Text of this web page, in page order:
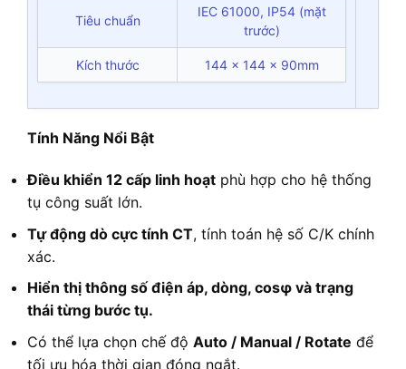
Tiêu chuẩn
IEC 61000, IP54 (mặt
trước)
Kích thước 144 x 144 x 90mm
Tính Năng Nổi Bật
Điều khiển 12 cấp linh hoạt phù hợp cho hệ thống
tụ công suất lớn.
Tự động dò cực tính CT, tính toán hệ số C/K chính
xác.
Hiển thị thông số điện áp, dòng, cosφ và trạng
thái từng bước tụ.
Có thể lựa chọn chế độ Auto / Manual / Rotate để
tối ưu hóa thời gian đóng ngắt.